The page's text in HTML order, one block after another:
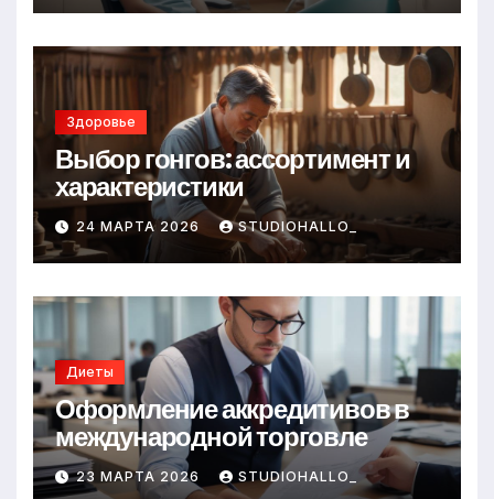
Здоровье
Выбор гонгов: ассортимент и
характеристики
24 МАРТА 2026 STUDIOHALLO_
Диеты
Оформление аккредитивов в
международной торговле
23 МАРТА 2026 STUDIOHALLO_